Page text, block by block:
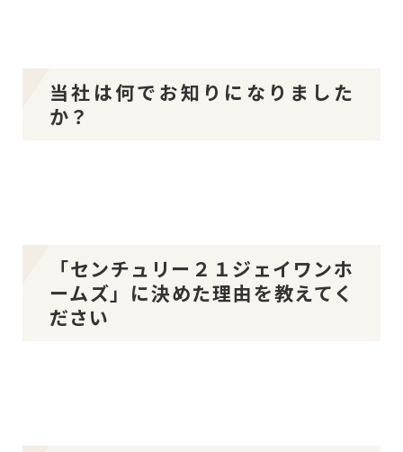
当社は何でお知りになりました
か？
「センチュリー２１ジェイワンホ
ームズ」に決めた理由を教えてく
ださい